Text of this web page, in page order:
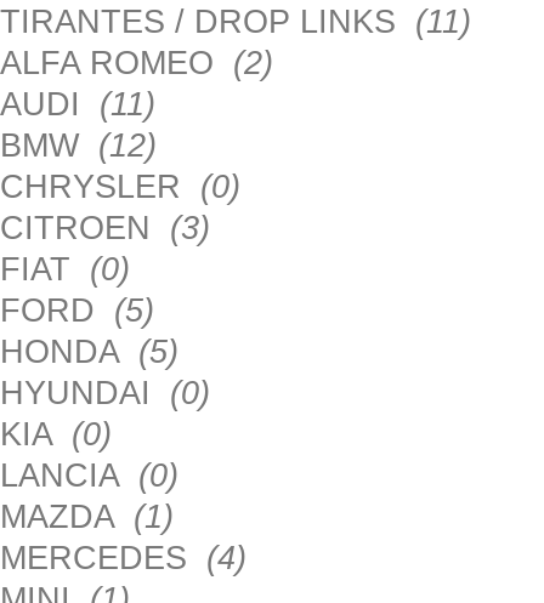
TIRANTES / DROP LINKS (11)
ALFA ROMEO (2)
AUDI (11)
BMW (12)
CHRYSLER (0)
CITROEN (3)
FIAT (0)
FORD (5)
HONDA (5)
HYUNDAI (0)
KIA (0)
LANCIA (0)
MAZDA (1)
MERCEDES (4)